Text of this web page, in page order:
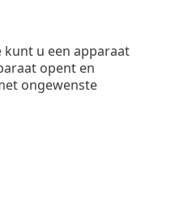
kunt u een apparaat
opent en
ongewenste